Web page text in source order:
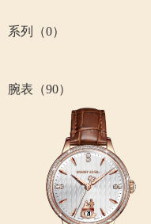
系列（0）
腕表（90）